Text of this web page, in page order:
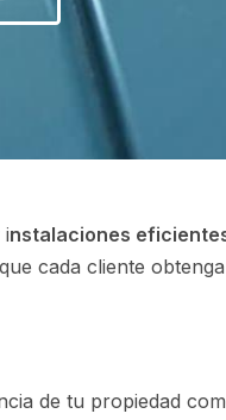
instalaciones
cada cliente
de tu propiedad